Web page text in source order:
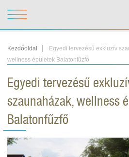
Kezdőoldal
Egyedi tervezésű exkluzív
wellness épületek Balatonfűzfő
Egyedi tervezésű
szaunaházak, wellness
Balatonfűzfő